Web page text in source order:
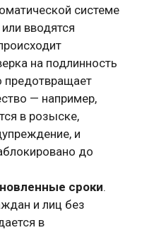
системе
вводятся
на подлинность
— например,
в розыске,
и
до
сроки.
и лиц без
в